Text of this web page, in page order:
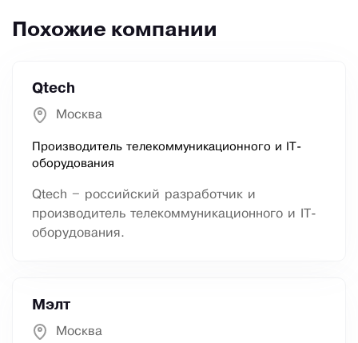
Похожие компании
Qtech
Москва
Производитель телекоммуникационного и IT-
оборудования
Qtech – российский разработчик и
производитель телекоммуникационного и IT-
оборудования.
Мэлт
Москва